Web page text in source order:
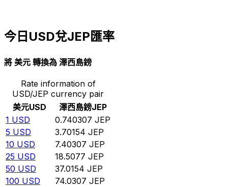
今日USD兌JEP匯率
將 美元 轉換為 澤西島鎊
Rate information of
USD/JEP currency pair
美元USD 澤西島鎊JEP
1 USD 0.740307 JEP
5 USD 3.70154 JEP
10 USD 7.40307 JEP
25 USD 18.5077 JEP
50 USD 37.0154 JEP
100 USD 74.0307 JEP